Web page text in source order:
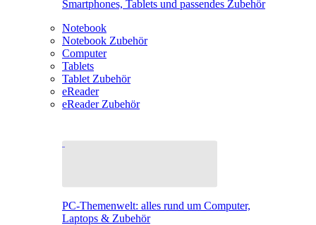
Smartphones, Tablets und passendes Zubehör
Notebook
Notebook Zubehör
Computer
Tablets
Tablet Zubehör
eReader
eReader Zubehör
PC-Themenwelt: alles rund um Computer,
Laptops & Zubehör